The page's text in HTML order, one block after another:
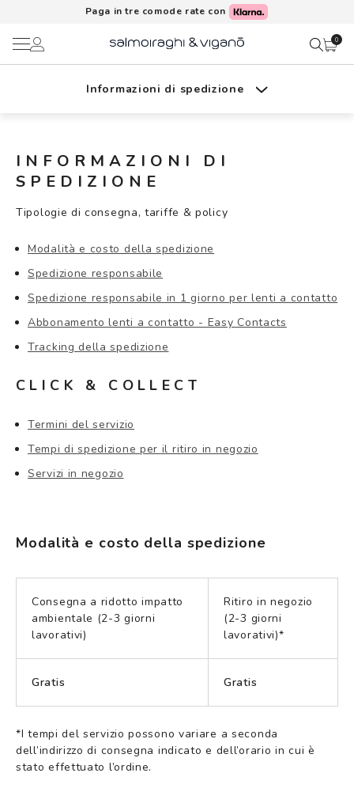
Paga in tre comode rate con
0
Occhiali da sole
Brand
In evidenza
Ciao,
Rubrica indirizzi
I miei ordini
Acquisto periodico
Logout
Informazioni di spedizione
Informazioni di spedizione
INFORMAZIONI DI
SPEDIZIONE
Tipologie di consegna, tariffe & policy
Modalità e costo della spedizione
Spedizione responsabile
Spedizione responsabile in 1 giorno per lenti a contatto
Abbonamento lenti a contatto - Easy Contacts
Tracking della spedizione
CLICK & COLLECT
Termini del servizio
Tempi di spedizione per il ritiro in negozio
Servizi in negozio
Modalità e costo della spedizione
Consegna a ridotto impatto
ambientale (2-3 giorni
lavorativi)
Ritiro in negozio
(2-3 giorni
lavorativi)*
Gratis Gratis
*I tempi del servizio possono variare a seconda
dell’indirizzo di consegna indicato e dell’orario in cui è
stato effettuato l’ordine.